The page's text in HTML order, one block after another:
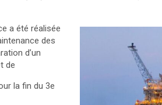
a été réalisée
des
d’un
de
la fin du 3e